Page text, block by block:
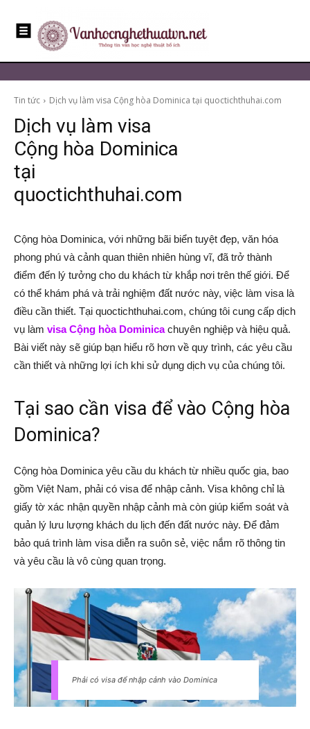
Tin tức Dịch vụ làm visa Cộng hòa Dominica tại quoctichthuhai.com
Dịch vụ làm visa
Cộng hòa Dominica
tại
quoctichthuhai.com
Cộng hòa Dominica, với những bãi biển tuyệt đẹp, văn hóa
phong phú và cảnh quan thiên nhiên hùng vĩ, đã trở thành
điểm đến lý tưởng cho du khách từ khắp nơi trên thế giới. Để
có thể khám phá và trải nghiệm đất nước này, việc làm visa là
điều cần thiết. Tại quoctichthuhai.com, chúng tôi cung cấp dịch
vụ làm visa Cộng hòa Dominicachuyên nghiệp và hiệu quả.
Bài viết này sẽ giúp bạn hiểu rõ hơn về quy trình, các yêu cầu
cần thiết và những lợi ích khi sử dụng dịch vụ của chúng tôi.
Tại sao cần visa để vào Cộng hòa
Dominica?
Cộng hòa Dominica yêu cầu du khách từ nhiều quốc gia, bao
gồm Việt Nam, phải có visa để nhập cảnh. Visa không chỉ là
giấy tờ xác nhận quyền nhập cảnh mà còn giúp kiểm soát và
quản lý lưu lượng khách du lịch đến đất nước này. Để đảm
bảo quá trình làm visa diễn ra suôn sẻ, việc nắm rõ thông tin
và yêu cầu là vô cùng quan trọng.
Phải có visa để nhập cảnh vào Dominica